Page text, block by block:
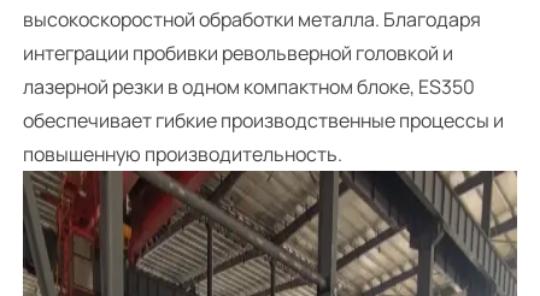
высокоскоростной обработки металла. Благодаря
интеграции пробивки револьверной головкой и
лазерной резки в одном компактном блоке, ES350
обеспечивает гибкие производственные процессы и
повышенную производительность.